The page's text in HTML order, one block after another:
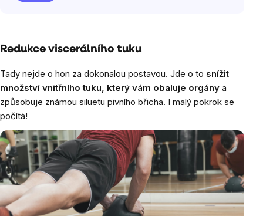
Redukce viscerálního tuku
Tady nejde o hon za dokonalou postavou. Jde o to snížit
množství vnitřního tuku, který vám obaluje orgány a
způsobuje známou siluetu pivního břicha. I malý pokrok se
počítá!